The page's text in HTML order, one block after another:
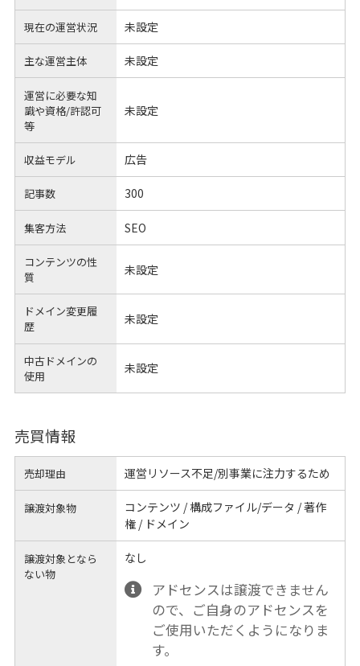
現在の運営状況 未設定
主な運営主体 未設定
運営に必要な知
識や資格/許認可
等
未設定
収益モデル 広告
記事数 300
集客方法 SEO
コンテンツの性
質
未設定
ドメイン変更履
歴
未設定
中古ドメインの
使用
未設定
売買情報
売却理由 運営リソース不足/別事業に注力するため
譲渡対象物
コンテンツ / 構成ファイル/データ / 著作
権 / ドメイン
譲渡対象となら
ない物
なし
アドセンスは譲渡できません
ので、ご自身のアドセンスを
ご使用いただくようになりま
す。